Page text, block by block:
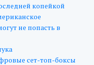
копейкой
не попасть в
сет-топ-боксы